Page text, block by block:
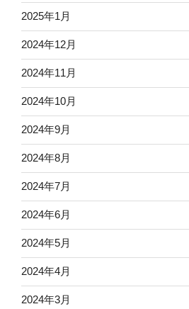
2025年1月
2024年12月
2024年11月
2024年10月
2024年9月
2024年8月
2024年7月
2024年6月
2024年5月
2024年4月
2024年3月